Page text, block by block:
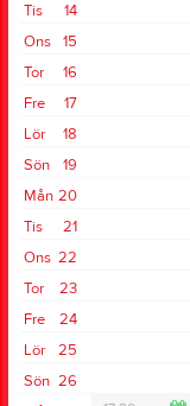
14
Tis
15
Ons
16
Tor
17
Fre
18
Lör
19
Sön
20
Mån
21
Tis
22
Ons
23
Tor
24
Fre
25
Lör
26
Sön